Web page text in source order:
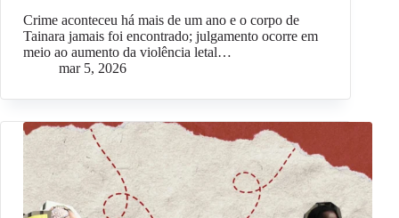
Crime aconteceu há mais de um ano e o corpo de
Tainara jamais foi encontrado; julgamento ocorre em
meio ao aumento da violência letal…
mar 5, 2026